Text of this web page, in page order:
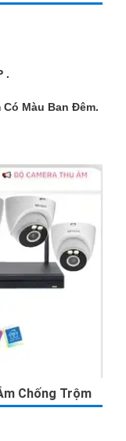
.
Màu Ban Ðêm.
Chống Trộm